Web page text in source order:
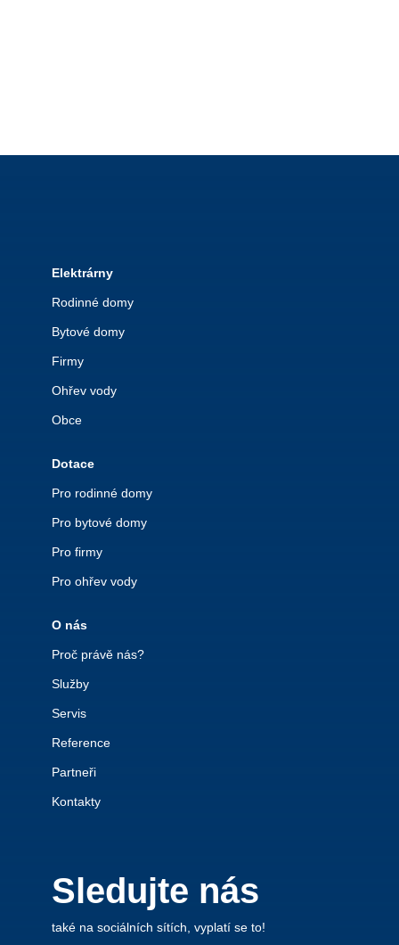
Elektrárny
Rodinné domy
Bytové domy
Firmy
Ohřev vody
Obce
Dotace
Pro rodinné domy
Pro bytové domy
Pro firmy
Pro ohřev vody
O nás
Proč právě nás?
Služby
Servis
Reference
Partneři
Kontakty
Sledujte nás
také na sociálních sítích, vyplatí se to!